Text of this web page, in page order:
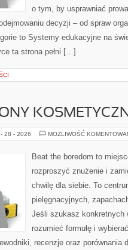
o tym, by usprawniać
decyzji – od spraw
to Systemy edukacyjne na
ta strona pełni […]
28 - 2026 MOŻLIWOŚĆ
Beat the boredom to
rozproszyć znużenie i
chwilę dla siebie. To
pielęgnacyjnych,
Jeśli szukasz konkretnych
rozumieć formułę i
recenzje oraz porównania